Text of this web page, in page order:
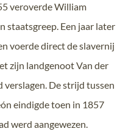
veroverde William
staatsgreep. Een jaar later
voerde direct de slavernij
zijn landgenoot Van der
verslagen. De strijd tussen
eindigde toen in 1857
werd aangewezen.